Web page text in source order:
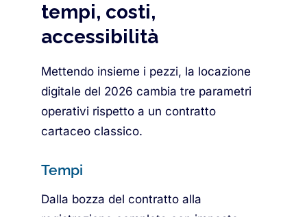
tempi, costi,
accessibilità
Mettendo insieme i pezzi, la locazione
digitale del 2026 cambia tre parametri
operativi rispetto a un contratto
cartaceo classico.
Tempi
Dalla bozza del contratto alla